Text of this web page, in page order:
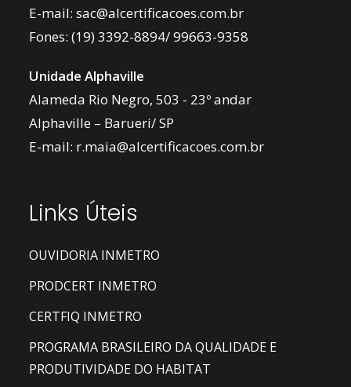
E-mail:sac@alcertificacoes.com.br
Fones:(19) 3392-8894/99663-9358
Unidade Alphaville
Alameda Rio Negro, 503 - 23º andar
Alphaville – Barueri/ SP
E-mail: r.maia@alcertificacoes.com.br
Links Úteis
OUVIDORIA INMETRO
PRODCERT INMETRO
CERTFIQ INMETRO
PROGRAMA BRASILEIRO DA QUALIDADE E
PRODUTIVIDADE DO HABITAT